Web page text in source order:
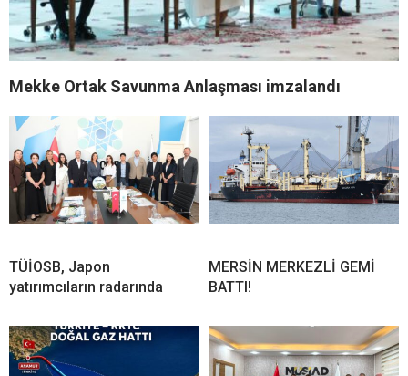
Mekke Ortak Savunma Anlaşması imzalandı
TÜİOSB, Japon
yatırımcıların radarında
MERSİN MERKEZLİ GEMİ
BATTI!